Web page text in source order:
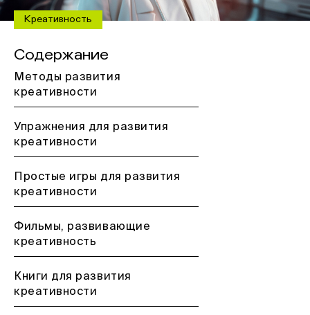
Креативность
Содержание
Методы развития
креативности
Упражнения для развития
креативности
Простые игры для развития
креативности
Фильмы, развивающие
креативность
Книги для развития
креативности